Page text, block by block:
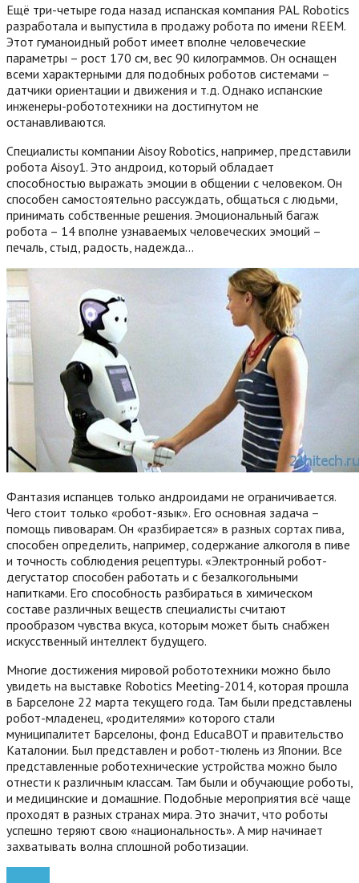
Ещё три-четыре года назад испанская компания PAL Robotics
разработала и выпустила в продажу робота по имени REEM.
Этот гуманоидный робот имеет вполне человеческие
параметры – рост 170 см, вес 90 килограммов. Он оснащен
всеми характерными для подобных роботов системами –
датчики ориентации и движения и т.д. Однако испанские
инженеры-робототехники на достигнутом не
останавливаются.
Специалисты компании Aisoy Robotics, например, представили
робота Aisoy1. Это андроид, который обладает
способностью выражать эмоции в общении с человеком. Он
способен самостоятельно рассуждать, общаться с людьми,
принимать собственные решения. Эмоциональный багаж
робота – 14 вполне узнаваемых человеческих эмоций –
печаль, стыд, радость, надежда…
Фантазия испанцев только андроидами не ограничивается.
Чего стоит только «робот-язык». Его основная задача –
помощь пивоварам. Он «разбирается» в разных сортах пива,
способен определить, например, содержание алкоголя в пиве
и точность соблюдения рецептуры. «Электронный робот-
дегустатор способен работать и с безалкогольными
напитками. Его способность разбираться в химическом
составе различных веществ специалисты считают
прообразом чувства вкуса, которым может быть снабжен
искусственный интеллект будущего.
Многие достижения мировой робототехники можно было
увидеть на выставке Robotics Meeting-2014, которая прошла
в Барселоне 22 марта текущего года. Там были представлены
робот-младенец, «родителями» которого стали
муниципалитет Барселоны, фонд EducaBOT и правительство
Каталонии. Был представлен и робот-тюлень из Японии. Все
представленные роботехнические устройства можно было
отнести к различным классам. Там были и обучающие роботы,
и медицинские и домашние. Подобные мероприятия всё чаще
проходят в разных странах мира. Это значит, что роботы
успешно теряют свою «национальность». А мир начинает
захватывать волна сплошной роботизации.